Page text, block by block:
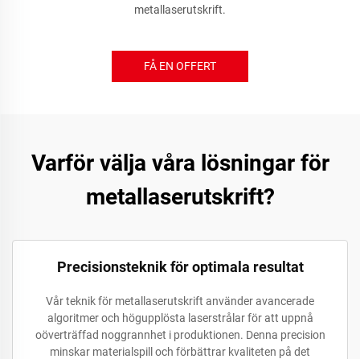
metallaserutskrift.
FÅ EN OFFERT
Varför välja våra lösningar för
metallaserutskrift?
Precisionsteknik för optimala resultat
Vår teknik för metallaserutskrift använder avancerade
algoritmer och högupplösta laserstrålar för att uppnå
oöverträffad noggrannhet i produktionen. Denna precision
minskar materialspill och förbättrar kvaliteten på det